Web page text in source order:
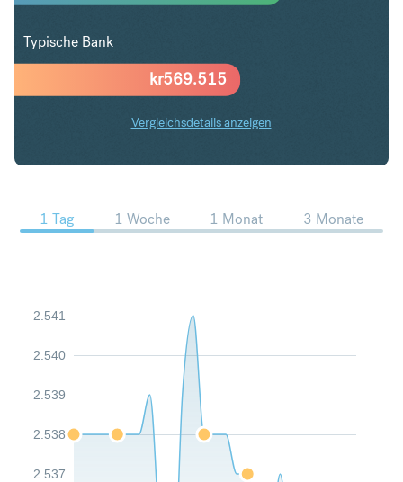
kr569.515
Typische Bank
Vergleichsdetails anzeigen
PLN in NOK Trends
1 Tag 1 Woche 1 Monat 3 Monate
2.537
2.538
2.539
2.540
2.541